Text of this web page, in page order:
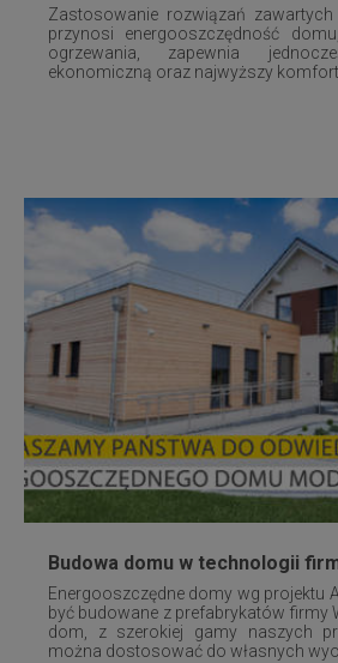
Zastosowanie rozwiązań
przynosi energooszczędność
ogrzewania, zapewnia
ekonomiczną oraz najwyższy
Budowa domu w technologii
Energooszczędne domy wg projektu
być budowane z prefabrykatów firmy
dom, z szerokiej gamy naszych
można dostosować do własnych